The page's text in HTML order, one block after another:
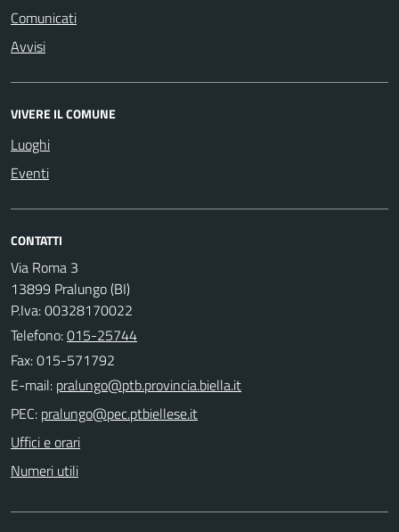
Comunicati
Avvisi
VIVERE IL COMUNE
Luoghi
Eventi
CONTATTI
Via Roma 3
13899 Pralungo (BI)
P.Iva: 00328170022
Telefono:015-25744
Fax: 015-571792
E-mail:
PEC:
Uffici e orari
Numeri utili